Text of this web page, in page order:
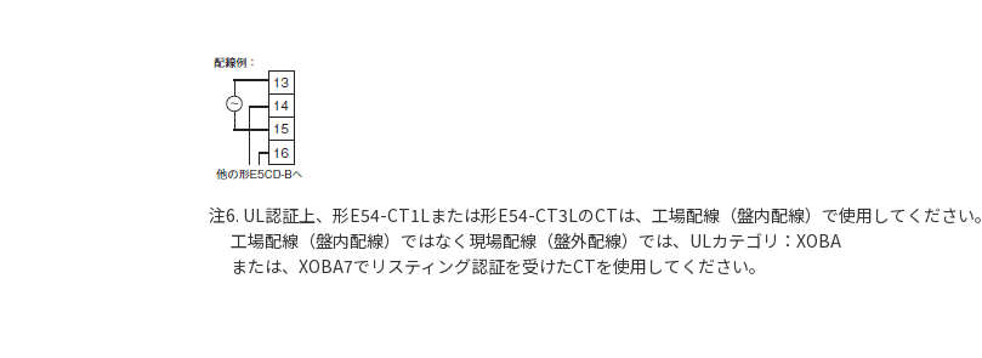
注6. UL認証上、形E54-CT1Lまたは形E54-CT3LのCTは、工場配線（盤内配線）で使用してください。
工場配線（盤内配線）ではなく現場配線（盤外配線）では、ULカテゴリ：XOBA
または、XOBA7でリスティング認証を受けたCTを使用してください。